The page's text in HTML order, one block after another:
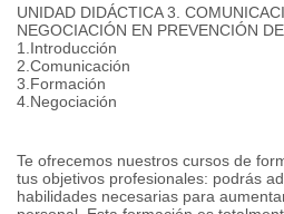
UNIDAD DIDÁCTICA 3.
NEGOCIACIÓN EN PREVENCIÓN
1.Introducción
2.Comunicación
3.Formación
4.Negociación
Te ofrecemos nuestros cursos de
tus objetivos profesionales: podrás
habilidades necesarias para